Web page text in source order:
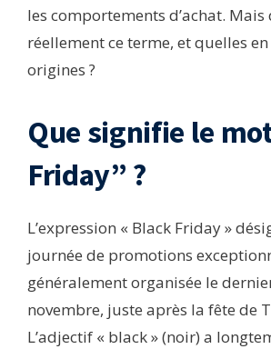
les comportements d’achat.
réellement ce terme, et quelles
origines ?
Que signifie le
Friday” ?
L’expression « Black Friday »
journée de promotions
généralement organisée le
novembre, juste après la fête de
L’adjectif « black » (noir) a